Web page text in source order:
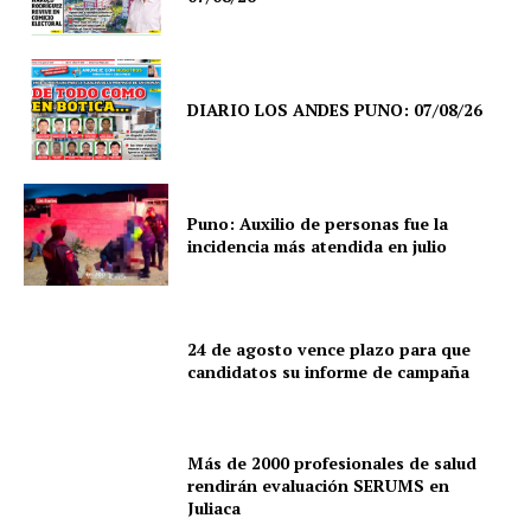
DIARIO LOS ANDES PUNO: 07/08/26
Puno: Auxilio de personas fue la
incidencia más atendida en julio
24 de agosto vence plazo para que
candidatos su informe de campaña
Más de 2000 profesionales de salud
rendirán evaluación SERUMS en
Juliaca